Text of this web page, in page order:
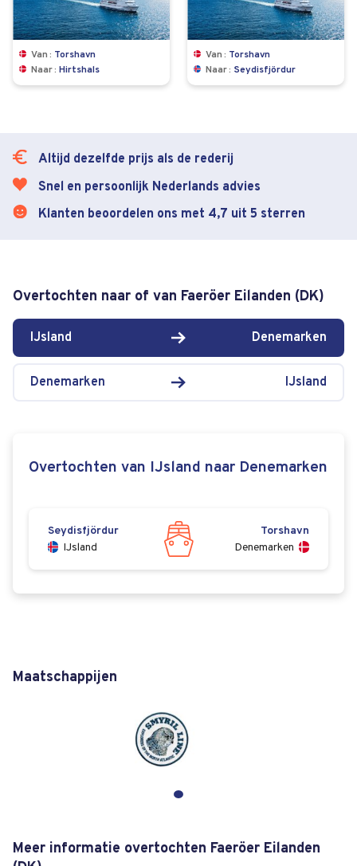
Van
Torshavn
Naar
Hirtshals
Van
Torshavn
Naar
Seydisfjördur
Altijd dezelfde prijs als de rederij
Snel en persoonlijk Nederlands advies
Klanten beoordelen ons met 4,7 uit 5 sterren
Overtochten naar of van Faeröer Eilanden (DK)
IJsland Denemarken
Denemarken IJsland
Overtochten van IJsland naar Denemarken
Seydisfjördur
IJsland
Torshavn
Denemarken
Maatschappijen
Meer informatie overtochten Faeröer Eilanden